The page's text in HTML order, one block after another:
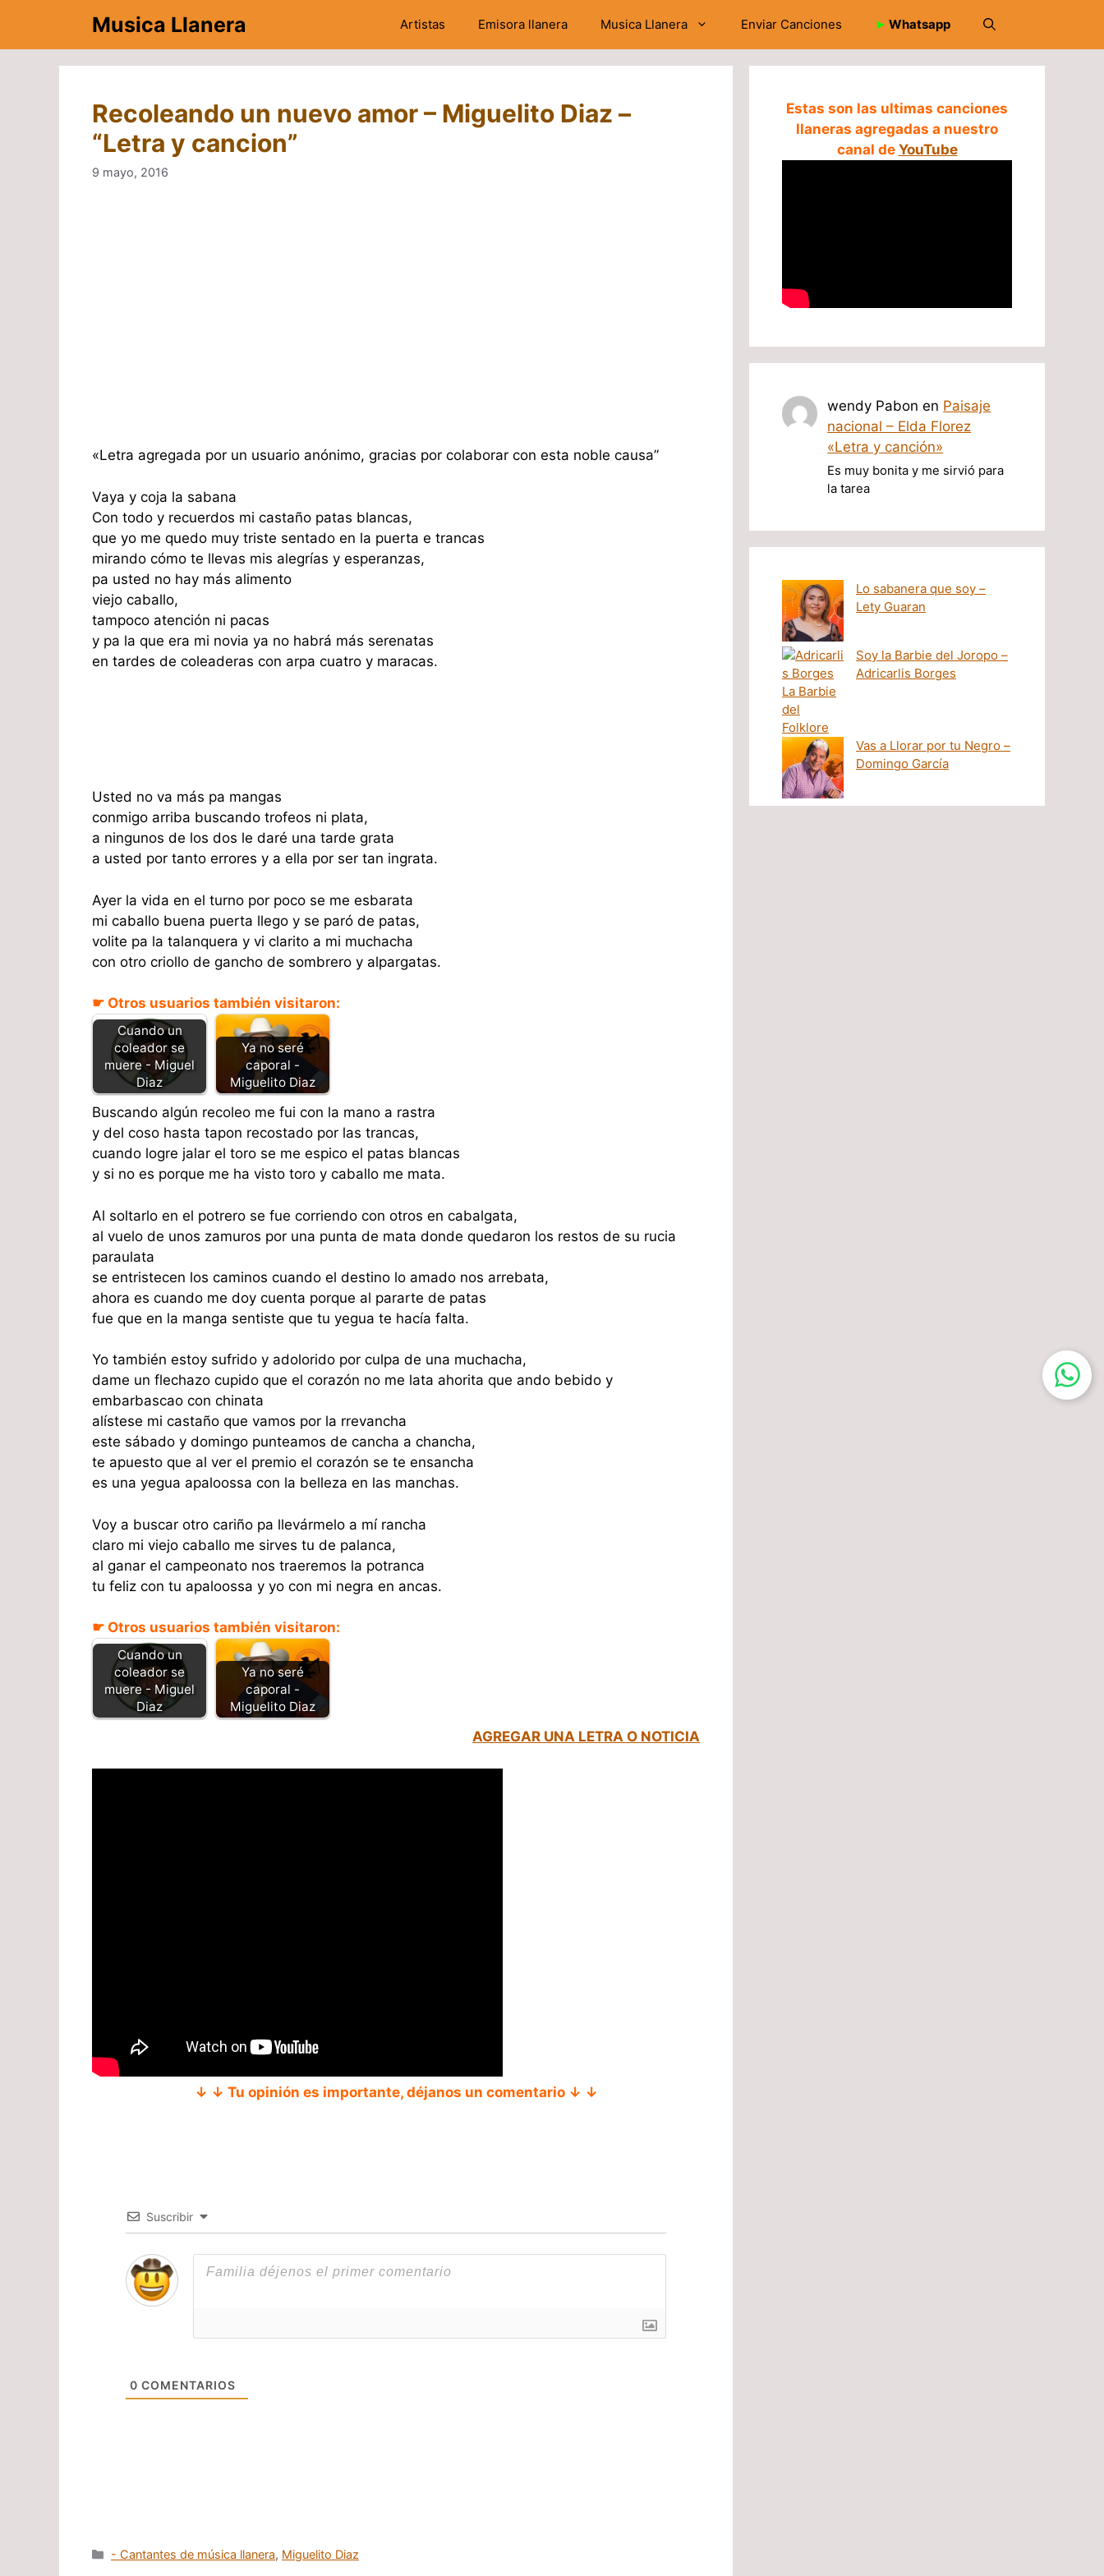
contenido
Musica Llanera Artistas Emisora llanera Musica Llanera Enviar Canciones ➤ Whatsapp
Recoleando un nuevo amor – Miguelito Diaz –
“Letra y cancion”
9 mayo, 2016
«Letra agregada por un usuario anónimo, gracias por colaborar con esta noble causa”
Vaya y coja la sabana
Con todo y recuerdos mi castaño patas blancas,
que yo me quedo muy triste sentado en la puerta e trancas
mirando cómo te llevas mis alegrías y esperanzas,
pa usted no hay más alimento
viejo caballo,
tampoco atención ni pacas
y pa la que era mi novia ya no habrá más serenatas
en tardes de coleaderas con arpa cuatro y maracas.
Usted no va más pa mangas
conmigo arriba buscando trofeos ni plata,
a ningunos de los dos le daré una tarde grata
a usted por tanto errores y a ella por ser tan ingrata.
Ayer la vida en el turno por poco se me esbarata
mi caballo buena puerta llego y se paró de patas,
volite pa la talanquera y vi clarito a mi muchacha
con otro criollo de gancho de sombrero y alpargatas.
☛ Otros usuarios también visitaron:
Cuando un
coleador se
muere - Miguel
Diaz
Ya no seré
caporal -
Miguelito Diaz
Buscando algún recoleo me fui con la mano a rastra
y del coso hasta tapon recostado por las trancas,
cuando logre jalar el toro se me espico el patas blancas
y si no es porque me ha visto toro y caballo me mata.
Al soltarlo en el potrero se fue corriendo con otros en cabalgata,
al vuelo de unos zamuros por una punta de mata donde quedaron los restos de su rucia
paraulata
se entristecen los caminos cuando el destino lo amado nos arrebata,
ahora es cuando me doy cuenta porque al pararte de patas
fue que en la manga sentiste que tu yegua te hacía falta.
Yo también estoy sufrido y adolorido por culpa de una muchacha,
dame un flechazo cupido que el corazón no me lata ahorita que ando bebido y
embarbascao con chinata
alístese mi castaño que vamos por la rrevancha
este sábado y domingo punteamos de cancha a chancha,
te apuesto que al ver el premio el corazón se te ensancha
es una yegua apaloossa con la belleza en las manchas.
Voy a buscar otro cariño pa llevármelo a mí rancha
claro mi viejo caballo me sirves tu de palanca,
al ganar el campeonato nos traeremos la potranca
tu feliz con tu apaloossa y yo con mi negra en ancas.
☛ Otros usuarios también visitaron:
Cuando un
coleador se
muere - Miguel
Diaz
Ya no seré
caporal -
Miguelito Diaz
AGREGAR UNA LETRA O NOTICIA
↓ ↓ Tu opinión es importante, déjanos un comentario ↓ ↓
Suscribir
0 COMENTARIOS
Categorías
- Cantantes de música llanera, Miguelito Diaz
Estas son las ultimas canciones
llaneras agregadas a nuestro
canal de YouTube
wendy Pabon en Paisaje
nacional – Elda Florez
«Letra y canción»
Es muy bonita y me sirvió para
la tarea
Lo sabanera que soy –
Lety Guaran
Soy la Barbie del Joropo –
Adricarlis Borges
Vas a Llorar por tu Negro –
Domingo García